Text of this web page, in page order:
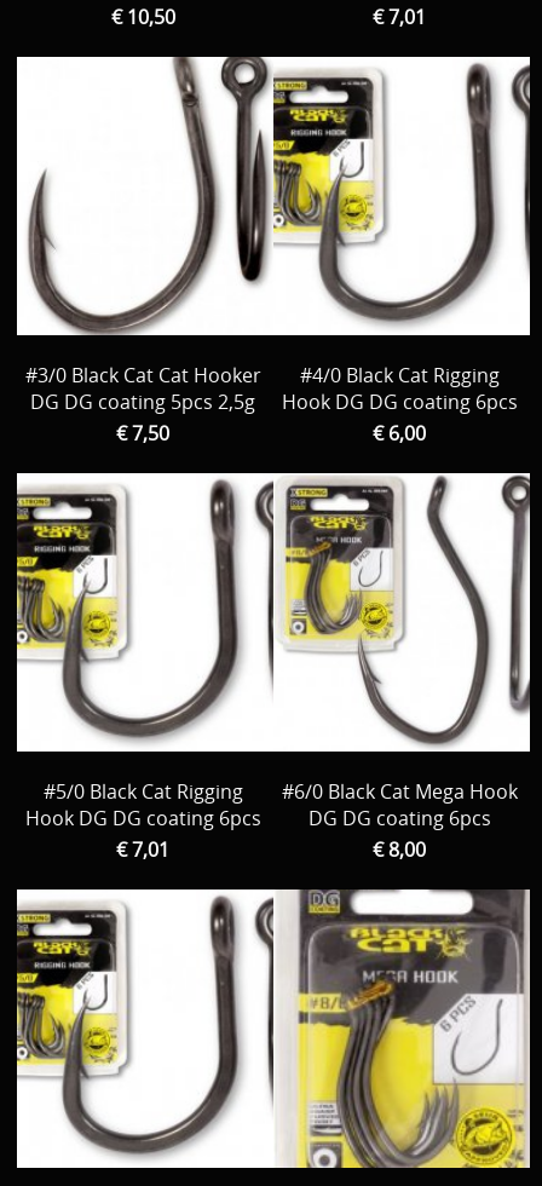
€ 10,50
€ 7,01
#3/0 Black Cat Cat Hooker
DG DG coating 5pcs 2,5g
€ 7,50
#4/0 Black Cat Rigging
Hook DG DG coating 6pcs
€ 6,00
#5/0 Black Cat Rigging
Hook DG DG coating 6pcs
€ 7,01
#6/0 Black Cat Mega Hook
DG DG coating 6pcs
€ 8,00